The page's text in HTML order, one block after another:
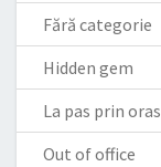
Fără categorie
Hidden gem
La pas prin oras
Out of office